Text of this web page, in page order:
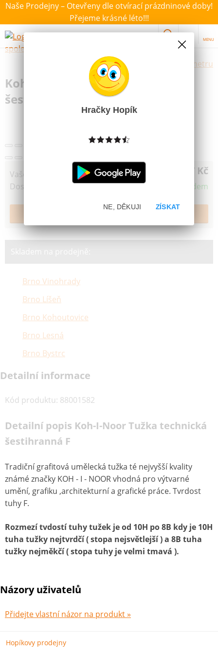
Naše Prodejny – Otevřeny dle otvírací prázdninové doby!
Přejeme krásné léto!!!
MENU
Výběr hraček dle zvoleného parametru
Koh-I-Noor Tužka technická
šestihranná F
Vaše cena 17 Kč
Dostupnost Skladem
Skladem na prodejně:
Brno Vinohrady
Brno Líšeň
Brno Kohoutovice
Brno Lesná
Brno Bystrc
Detailní informace
Kód produktu: 88001582
Detailní popis Koh-I-Noor Tužka technická
šestihranná F
Tradiční grafitová umělecká tužka té nejvyšší kvality
známé značky KOH - I - NOOR vhodná pro výtvarné
umění, grafiku ,architekturní a grafické práce. Tvrdost
tuhy F.
Rozmezí tvdostí tuhy tužek je od 10H po 8B kdy je 10H
tuha tužky nejtvrdčí ( stopa nejsvětlejší ) a 8B tuha
tužky nejměkčí ( stopa tuhy je velmi tmavá ).
Názory uživatelů
Přidejte vlastní názor na produkt »
Hopíkovy prodejny
Hračky Hopík
ZÍSKAT
NE, DĚKUJI